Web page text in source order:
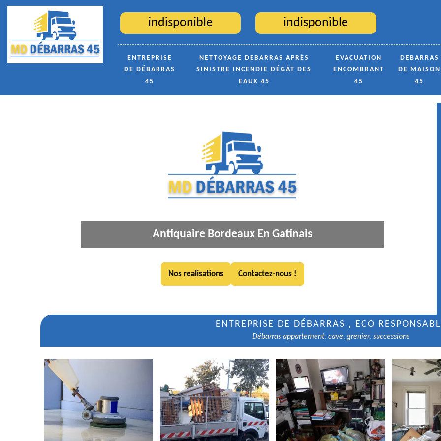
indisponible indisponible
ENTREPRISE
DE DÉBARRAS
45
NETTOYAGE DEBARRAS APRÈS
SINISTRE INCENDIE DÉGÂT DES
EAUX 45
EVACUATION
ENCOMBRANT
45
DEBARRAS
DE MAISON
45
Antiquaire Bordeaux En Gatinais
Nos realisations Contactez-nous !
ENTREPRISE DE DÉBARRAS , ECO
Débarras appartement, cave, grenier, successions